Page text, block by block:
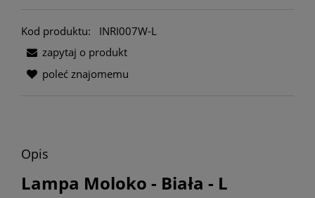
Kod produktu:
INRI007W-L
zapytaj o produkt
poleć znajomemu
Opis
Lampa Moloko - Biała - L